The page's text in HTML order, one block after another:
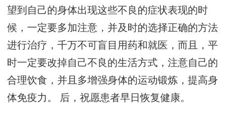
望到自己的身体出现这些不良的症状表现的时
候，一定要多加注意，并及时的选择正确的方法
进行治疗，千万不可盲目用药和就医，而且，平
时一定要改掉自己不良的生活方式，注意自己的
合理饮食，并且多增强身体的运动锻炼，提高身
体免疫力。 后，祝愿患者早日恢复健康。